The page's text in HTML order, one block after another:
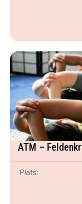
ATM –
Plats: